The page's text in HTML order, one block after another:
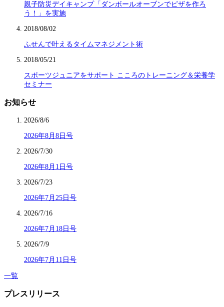
親子防災デイキャンプ「ダンボールオーブンでピザを作ろ
う！」を実施
2018/08/02
ふせんで叶えるタイムマネジメント術
2018/05/21
スポーツジュニアをサポート こころのトレーニング＆栄養学
セミナー
お知らせ
2026/8/6
2026年8月8日号
2026/7/30
2026年8月1日号
2026/7/23
2026年7月25日号
2026/7/16
2026年7月18日号
2026/7/9
2026年7月11日号
一覧
プレスリリース